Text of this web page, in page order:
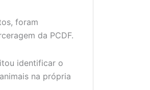
foram
da PCDF.
identificar o
na própria